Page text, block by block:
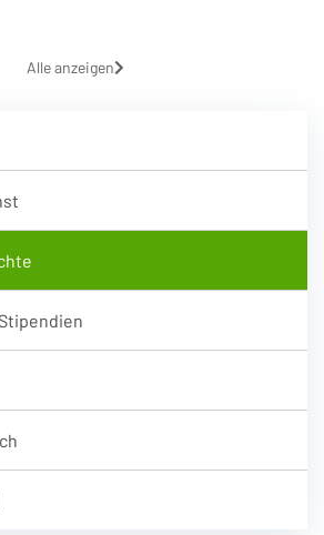
Alle anzeigen